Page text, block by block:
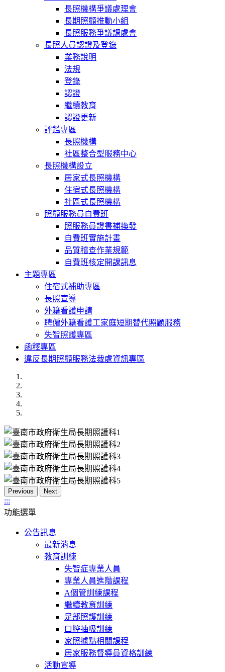
長照機構爭議處理會
長期照顧推動小組
長照服務爭議調處會
長照人員認證及登錄
業務說明
法規
登錄
認證
繼續教育
認證更新
評鑑專區
長照機構
社區整合型服務中心
長照機構設立
居家式長照機構
住宿式長照機構
社區式長照機構
照顧服務員自費班
照服務員證書補換發
自費班實施計畫
品質稽查作業規範
自費班核定開課訊息
主題專區
住宿式補助專區
長照宣導
外籍看護申請
聘僱外籍看護工家庭短期替代照顧服務
失智照護專區
函釋專區
違反長期照顧服務法裁處資訊專區
Previous Next
:::
功能選單
公告訊息
最新消息
教育訓練
失智症專業人員
專業人員進階課程
A個管訓練課程
繼續教育訓練
足部照護訓練
口腔抽吸訓練
家照據點相關課程
居家服務督導員資格訓練
活動宣導